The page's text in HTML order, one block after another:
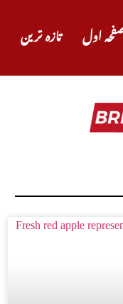
تازہ ترین صفحہ اول